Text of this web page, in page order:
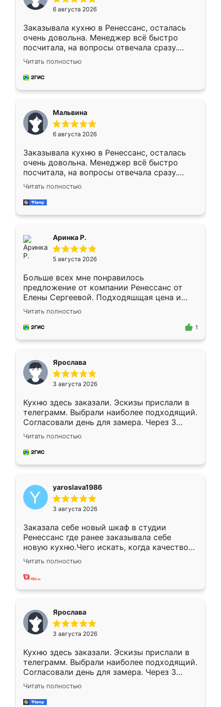
6 августа 2026
Заказывала кухню в Ренессанс, осталась
очень довольна. Менеджер всё быстро
посчитала, на вопросы отвечала сразу.
Замерщик приехал в субботу, подошёл к
делу со всей ответственностью. Собрали
за день, ребята работали аккуратно, даже
Читать полностью
Мальвина
6 августа 2026
Заказывала кухню в Ренессанс, осталась
очень довольна. Менеджер всё быстро
посчитала, на вопросы отвечала сразу.
Замерщик приехал в субботу, подошёл к
делу со всей ответственностью. Собрали
за день, ребята работали аккуратно, даже
Читать полностью
Аринка Р.
5 августа 2026
Больше всех мне понравилось
предложение от компании Ренессанс от
Елены Сергеевой. Подходяшщая цена и
короткие сроки изготовления. Приехавший
для замера сотрудник Владислав
предложил по моему эскизу самый
Читать полностью
1
Ярослава
3 августа 2026
Кухню здесь заказали. Эскизы прислали в
телеграмм. Выбрали наиболее подходящий.
Согласовали день для замера. Через 3
недели кухня была уже готова. Остались
довольны работой. Спасибо Ренессанс
мебель за качественную работу!
Читать полностью
yaroslava1986
3 августа 2026
Заказала себе новый шкаф в студии
Ренессанс где ранее заказывала себе
новую кухню.Чего искать, когда качеством
вполне довольна. Служит кухня уже почти
два года, нареканий нет.
Читать полностью
Ярослава
3 августа 2026
Кухню здесь заказали. Эскизы прислали в
телеграмм. Выбрали наиболее подходящий.
Согласовали день для замера. Через 3
недели кухня была уже готова. Остались
довольны работой. Спасибо Ренессанс
мебель за качественную работу!
Читать полностью